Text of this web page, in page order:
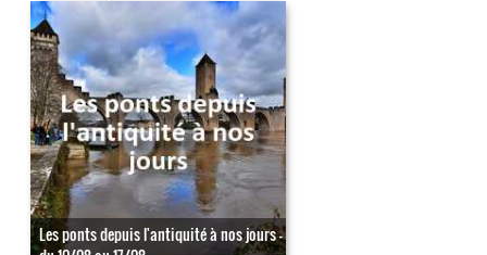
Les ponts depuis l'antiquité à nos jours -